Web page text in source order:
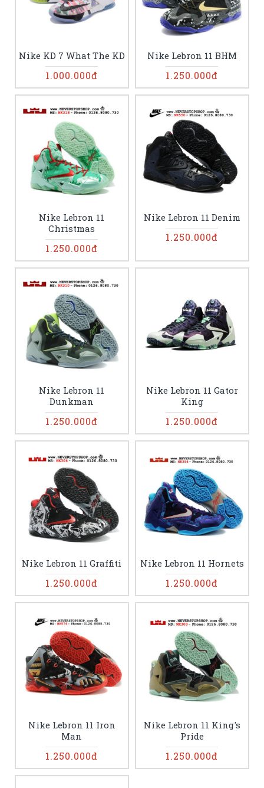
Nike KD 7 What The KD
1.000.000đ
Nike Lebron 11 BHM
1.250.000đ
Nike Lebron 11
Christmas
1.250.000đ
Nike Lebron 11 Denim
1.250.000đ
Nike Lebron 11
Dunkman
1.250.000đ
Nike Lebron 11 Gator
King
1.250.000đ
Nike Lebron 11 Graffiti
1.250.000đ
Nike Lebron 11 Hornets
1.250.000đ
Nike Lebron 11 Iron
Man
1.250.000đ
Nike Lebron 11 King's
Pride
1.250.000đ